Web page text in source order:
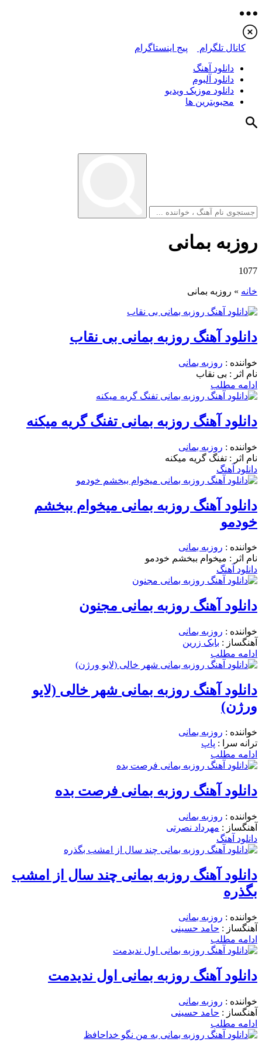
کانال تلگرام پیج اینستاگرام
دانلود آهنگ
دانلود آلبوم
دانلود موزیک ویدیو
محبوبترین ها
روزبه بمانی
1077
خانه » روزبه بمانی
دانلود آهنگ روزبه بمانی بی نقاب
خواننده : روزبه بمانی
نام اثر : بی نقاب
ادامه مطلب
دانلود آهنگ روزبه بمانی تفنگ گریه میکنه
خواننده : روزبه بمانی
نام اثر : تفنگ گریه میکنه
دانلود آهنگ
دانلود آهنگ روزبه بمانی میخوام ببخشم
خودمو
خواننده : روزبه بمانی
نام اثر : میخوام ببخشم خودمو
دانلود آهنگ
دانلود آهنگ روزبه بمانی مجنون
خواننده : روزبه بمانی
آهنگساز : بابک زرین
ادامه مطلب
دانلود آهنگ روزبه بمانی شهر خالی (لایو
ورژن)
خواننده : روزبه بمانی
ترانه سرا : پاپ
ادامه مطلب
دانلود آهنگ روزبه بمانی فرصت بده
خواننده : روزبه بمانی
آهنگساز : مهرداد نصرتی
دانلود آهنگ
دانلود آهنگ روزبه بمانی چند سال از امشب
بگذره
خواننده : روزبه بمانی
آهنگساز : حامد حسینی
ادامه مطلب
دانلود آهنگ روزبه بمانی اول ندیدمت
خواننده : روزبه بمانی
آهنگساز : حامد حسینی
ادامه مطلب